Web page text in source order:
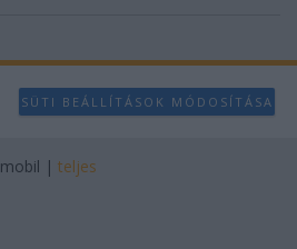
SÜTI BEÁLLÍTÁSOK MÓDOSÍTÁSA
mobil | teljes